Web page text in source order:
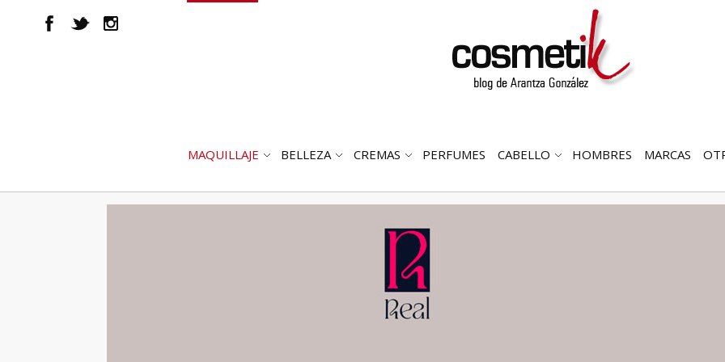
ABRIR
MAQUILLAJE
ABRIR
BELLEZA
ABRIR
CREMAS PERFUMES
ABRIR
CABELLO HOMBRES MARCAS